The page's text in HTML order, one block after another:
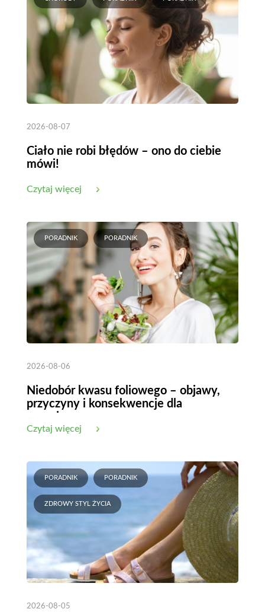
2026-08-07
Ciało nie robi błędów – ono do ciebie
mówi!
Czytaj więcej
PORADNIK PORADNIK
2026-08-06
Niedobór kwasu foliowego – objawy,
przyczyny i konsekwencje dla
Czytaj więcej
PORADNIK PORADNIK
ZDROWY STYL ŻYCIA
2026-08-05